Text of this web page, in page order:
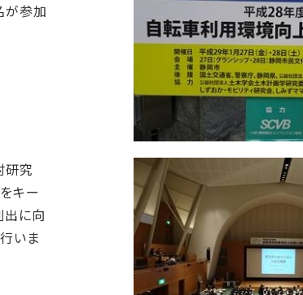
が参加
研究
キー
出に向
いま